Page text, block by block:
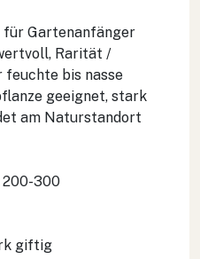
Gartenanfänger
Rarität /
feuchte bis nasse
geeignet, stark
am Naturstandort
200-300
giftig